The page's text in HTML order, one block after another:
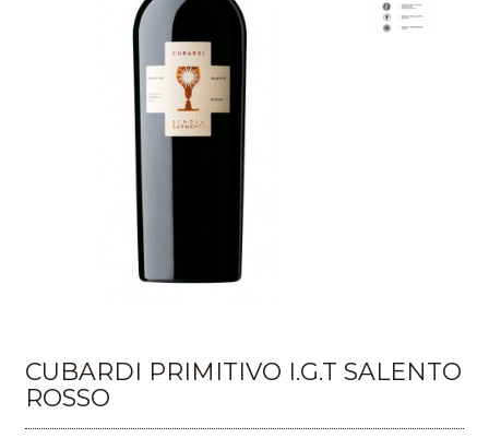
CUBARDI PRIMITIVO I.G.T SALENTO
ROSSO